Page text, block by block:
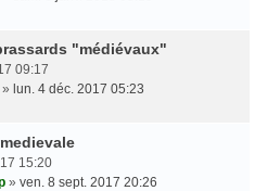
"médiévaux"
09:17
» lun. 4 déc. 2017 05:23
15:20
» ven. 8 sept. 2017 20:26